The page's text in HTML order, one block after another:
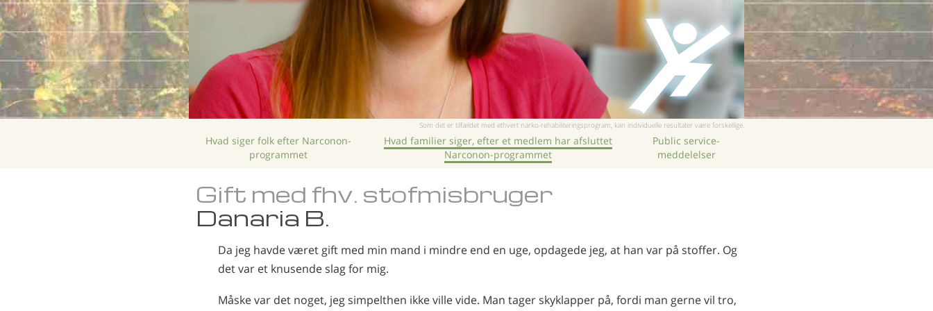
Kinesisk
Nepalesisk
Arabisk
Ukrainsk
Kroatisk
Tyrkisk
Som det er tilfældet med ethvert narko-rehabiliteringsprogram, kan individuelle resultater være forskellige.
Hvad siger folk efter Narconon-
programmet
Hvad familier siger, efter et medlem har afsluttet
Narconon-programmet
Public service-
meddelelser
Gift med fhv. stofmisbruger
Danaria B.
Da jeg havde været gift med min mand i mindre end en uge, opdagede jeg, at han var på stoffer. Og
det var et knusende slag for mig.
Måske var det noget, jeg simpelthen ikke ville vide. Man tager skyklapper på, fordi man gerne vil tro,